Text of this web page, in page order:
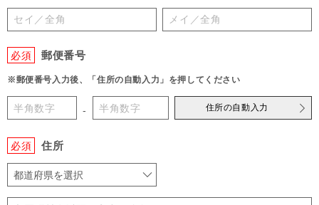
必須 郵便番号
※郵便番号入力後、「住所の自動入力」を押してください
- 住所の自動入力
必須 住所
都道府県を選択